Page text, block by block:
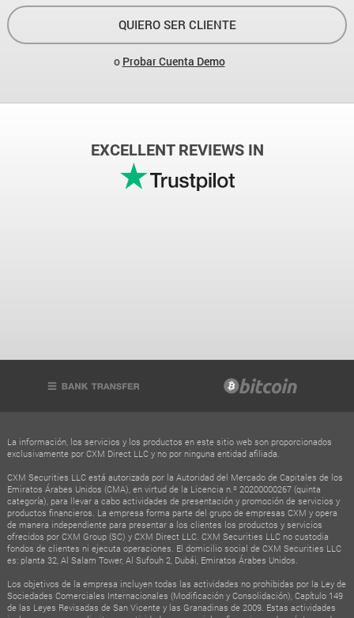
QUIERO SER CLIENTE
o Probar Cuenta Demo
EXCELLENT REVIEWS IN
La información, los servicios y los productos en este sitio web son proporcionados
exclusivamente por CXM Direct LLC y no por ninguna entidad afiliada.
CXM Securities LLC está autorizada por la Autoridad del Mercado de Capitales de los
Emiratos Árabes Unidos (CMA), en virtud de la Licencia n.º 20200000267 (quinta
categoría), para llevar a cabo actividades de presentación y promoción de servicios y
productos financieros. La empresa forma parte del grupo de empresas CXM y opera
de manera independiente para presentar a los clientes los productos y servicios
ofrecidos por CXM Group (SC) y CXM Direct LLC. CXM Securities LLC no custodia
fondos de clientes ni ejecuta operaciones. El domicilio social de CXM Securities LLC
es: planta 32, Al Salam Tower, Al Sufouh 2, Dubái, Emiratos Árabes Unidos.
Los objetivos de la empresa incluyen todas las actividades no prohibidas por la Ley de
Sociedades Comerciales Internacionales (Modificación y Consolidación), Capítulo 149
de las Leyes Revisadas de San Vicente y las Granadinas de 2009. Estas actividades